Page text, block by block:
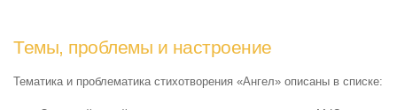
Темы, проблемы и настроение
Тематика и проблематика стихотворения «Ангел» описаны в списке: